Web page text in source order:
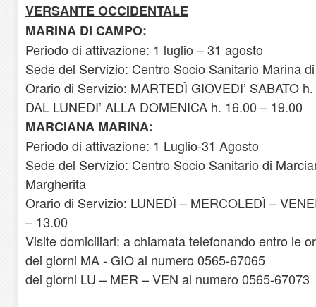
VERSANTE OCCIDENTALE
MARINA DI CAMPO:
Periodo di attivazione: 1 luglio – 31 agosto
Sede del Servizio: Centro Socio Sanitario Marina
Orario di Servizio: MARTEDÌ GIOVEDI’ SABATO
DAL LUNEDI’ ALLA DOMENICA h. 16.00 – 19.00
MARCIANA MARINA:
Periodo di attivazione: 1 Luglio-31 Agosto
Sede del Servizio: Centro Socio Sanitario di
Margherita
Orario di Servizio: LUNEDÌ – MERCOLEDÌ –
– 13.00
Visite domiciliari: a chiamata telefonando entro le
dei giorni MA - GIO al numero 0565-67065
dei giorni LU – MER – VEN al numero 0565-67073